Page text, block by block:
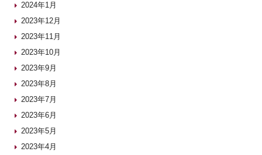
2024年1月
2023年12月
2023年11月
2023年10月
2023年9月
2023年8月
2023年7月
2023年6月
2023年5月
2023年4月